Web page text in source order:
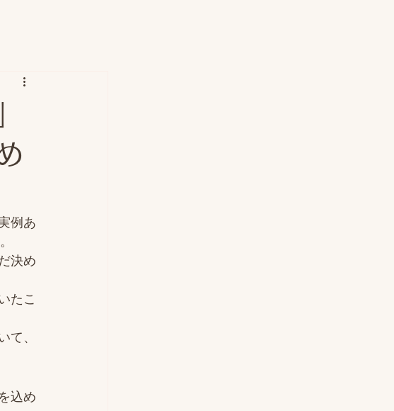
例あ
決め
たこ
て、
込め